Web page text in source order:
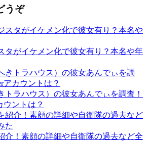
うぞ
タがイケメン化で彼女有り？本名や年
トラハウス）の彼女あんでぃを調査！
ウントは？
介！素顔の詳細や自衛隊の過去など全